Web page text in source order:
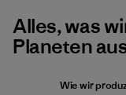
Alles, was
Planeten
Wie wir